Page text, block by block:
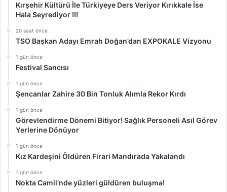
Kırşehir Kültürü İle Türkiyeye Ders Veriyor Kırıkkale İse
Hala Seyrediyor !!!
20 saat önce
TSO Başkan Adayı Emrah Doğan’dan EXPOKALE Vizyonu
1 gün önce
Festival Sancısı
1 gün önce
Şencanlar Zahire 30 Bin Tonluk Alımla Rekor Kırdı
1 gün önce
Görevlendirme Dönemi Bitiyor! Sağlık Personeli Asıl Görev
Yerlerine Dönüyor
1 gün önce
Kız Kardeşini Öldüren Firari Mandırada Yakalandı
1 gün önce
Nokta Camii’nde yüzleri güldüren buluşma!